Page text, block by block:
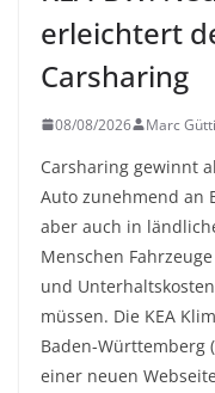
erleichtert
Carsharing
08/08/2026 Marc
Carsharing gewinnt
Auto zunehmend an
aber auch in
Menschen
und
müssen. Die KEA
Baden-Württemberg
einer neuen